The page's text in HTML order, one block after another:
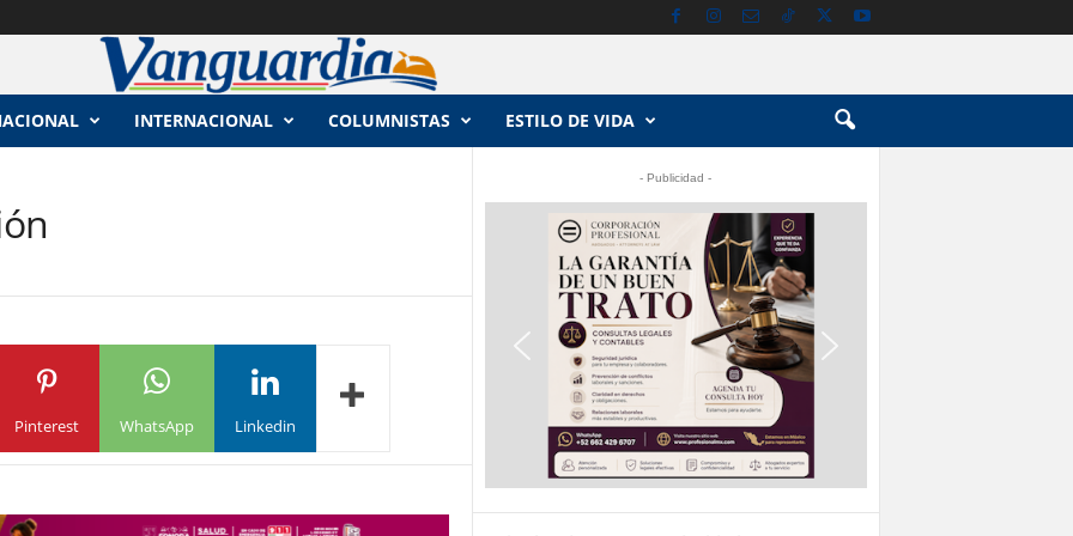
INTERNACIONAL COLUMNISTAS ESTILO DE VIDA
Pinterest WhatsApp Linkedin
- Publicidad -